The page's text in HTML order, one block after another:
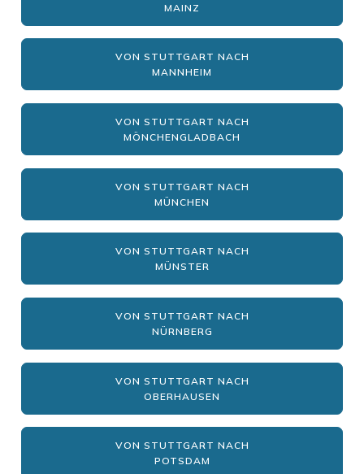
MAINZ
VON STUTTGART NACH
MANNHEIM
VON STUTTGART NACH
MÖNCHENGLADBACH
VON STUTTGART NACH
MÜNCHEN
VON STUTTGART NACH
MÜNSTER
VON STUTTGART NACH
NÜRNBERG
VON STUTTGART NACH
OBERHAUSEN
VON STUTTGART NACH
POTSDAM